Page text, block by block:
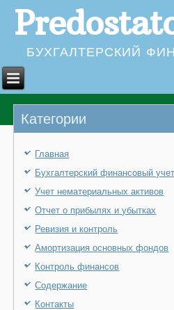
БУХГАЛТЕРСКИЙ
Категории
Главная
Бухгалтерский финансовый учет
Учет нематериальных активов
Отчет о прибылях и убытках
Ревизия и контроль
Амортизация основных фондов
Контроль финансов
Содержание
Контакты